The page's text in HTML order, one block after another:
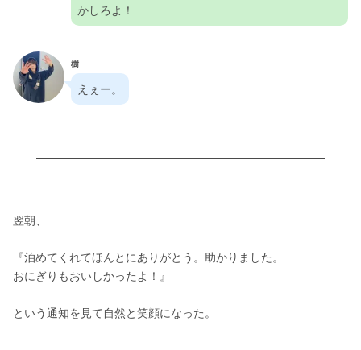
かしろよ！
樹
えぇー。
翌朝、
『泊めてくれてほんとにありがとう。助かりました。
おにぎりもおいしかったよ！』
という通知を見て自然と笑顔になった。